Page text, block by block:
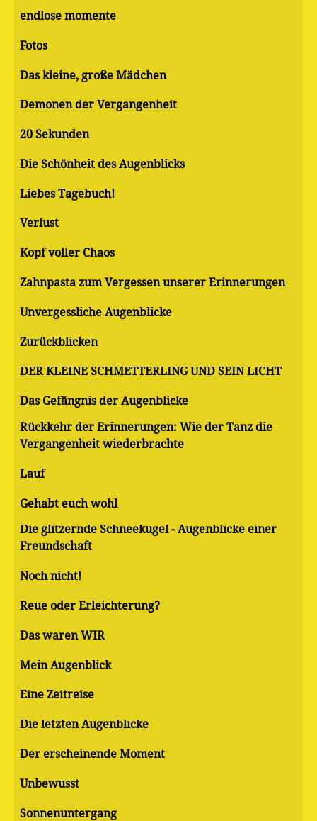
endlose momente
Fotos
Das kleine, große Mädchen
Demonen der Vergangenheit
20 Sekunden
Die Schönheit des Augenblicks
Liebes Tagebuch!
Verlust
Kopf voller Chaos
Zahnpasta zum Vergessen unserer Erinnerungen
Unvergessliche Augenblicke
Zurückblicken
DER KLEINE SCHMETTERLING UND SEIN LICHT
Das Gefängnis der Augenblicke
Rückkehr der Erinnerungen: Wie der Tanz die
Vergangenheit wiederbrachte
Lauf
Gehabt euch wohl
Die glitzernde Schneekugel - Augenblicke einer
Freundschaft
Noch nicht!
Reue oder Erleichterung?
Das waren WIR
Mein Augenblick
Eine Zeitreise
Die letzten Augenblicke
Der erscheinende Moment
Unbewusst
Sonnenuntergang